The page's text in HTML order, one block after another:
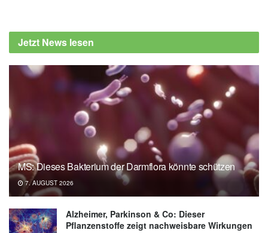
Jetzt News lesen
MS: Dieses Bakterium der Darmflora könnte schützen
7. AUGUST 2026
Alzheimer, Parkinson & Co: Dieser
Pflanzenstoffe zeigt nachweisbare Wirkungen